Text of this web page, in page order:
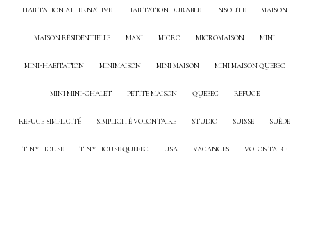
HABITATION ALTERNATIVE HABITATION DURABLE INSOLITE MAISON
MAISON RÉSIDENTIELLE MAXI MICRO MICROMAISON MINI
MINI-HABITATION MINIMAISON MINI MAISON MINI MAISON QUEBEC
MINI MINI-CHALET PETITE MAISON QUEBEC REFUGE
REFUGE SIMPLICITÉ SIMPLICITÉ VOLONTAIRE STUDIO SUISSE SUÈDE
TINY HOUSE TINY HOUSE QUEBEC USA VACANCES VOLONTAIRE